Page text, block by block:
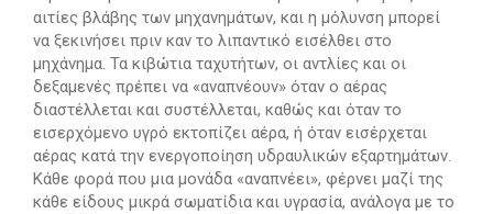
αιτίες βλάβης των μηχανημάτων, και η μόλυνση μπορεί
να ξεκινήσει πριν καν το λιπαντικό εισέλθει στο
μηχάνημα. Τα κιβώτια ταχυτήτων, οι αντλίες και οι
δεξαμενές πρέπει να «αναπνέουν» όταν ο αέρας
διαστέλλεται και συστέλλεται, καθώς και όταν το
εισερχόμενο υγρό εκτοπίζει αέρα, ή όταν εισέρχεται
αέρας κατά την ενεργοποίηση υδραυλικών εξαρτημάτων.
Κάθε φορά που μια μονάδα «αναπνέει», φέρνει μαζί της
κάθε είδους μικρά σωματίδια και υγρασία, ανάλογα με το